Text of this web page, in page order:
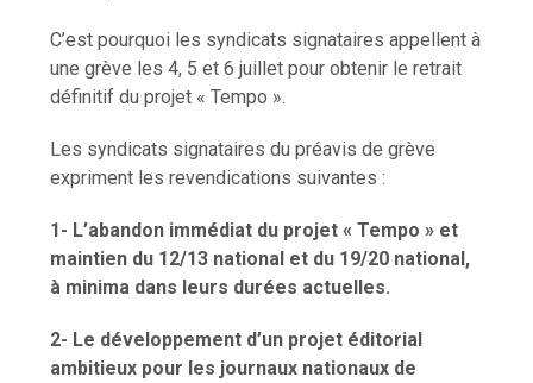
C’est pourquoi les syndicats signataires appellent à
une grève les 4, 5 et 6 juillet pour obtenir le retrait
définitif du projet « Tempo ».
Les syndicats signataires du préavis de grève
expriment les revendications suivantes :
1- L’abandon immédiat du projet « Tempo » et
maintien du 12/13 national et du 19/20 national,
à minima dans leurs durées actuelles.
2- Le développement d’un projet éditorial
ambitieux pour les journaux nationaux de